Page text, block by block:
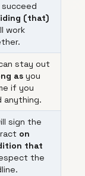
succeed
(that)
work
stay out
as you
if you
anything.
sign the
on
that
the